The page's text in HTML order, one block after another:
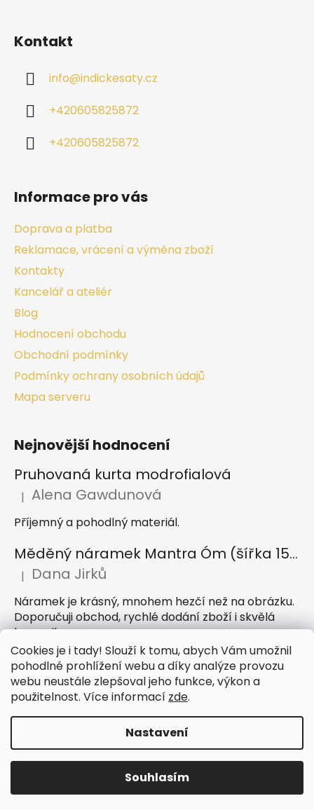
Cookies je i tady! Slouží k tomu, abych Vám umožnil
pohodlné prohlížení webu a díky analýze provozu
webu neustále zlepšoval jeho funkce, výkon a
použitelnost. Více informací zde.
Nastavení
Souhlasím
Kontakt
info@indickesaty.cz
+420605825872
+420605825872
Informace pro vás
Doprava a platba
Reklamace, vrácení a výměna zboží
Kontakty
Kancelář a ateliér
Blog
Hodnocení obchodu
Obchodní podmínky
Podmínky ochrany osobních údajů
Mapa serveru
Nejnovější hodnocení
Pruhovaná kurta modrofialová
Hodnocení produktu je 5 z 5 hvězdiček.
| Alena Gawdunová
Příjemný a pohodlný materiál.
Měděný náramek Mantra Óm (šířka 15 mm)
Hodnocení produktu je 5 z 5 hvězdiček.
| Dana Jirků
Náramek je krásný, mnohem hezčí než na obrázku.
Doporučuji obchod, rychlé dodání zboží i skvělá
komunikace
Hodnocení produktu je 5 z 5 hvězdiček.
| Petra Hejátková
Vytvořil Shoptet
IndickeSaty.cz
vyhrazena.